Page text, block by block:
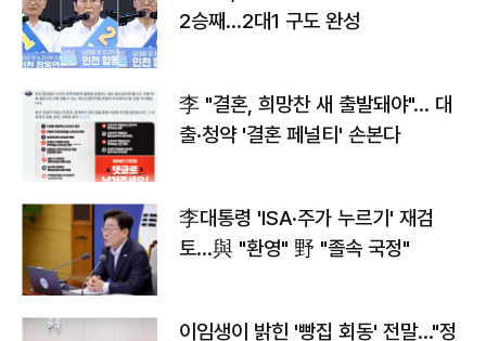
2승째…2대1 구도 완성
李 "결혼, 희망찬 새 출발돼야"… 대
출·청약 '결혼 페널티' 손본다
李대통령 'ISA·주가 누르기' 재검
토…與 "환영" 野 "졸속 국정"
이임생이 밝힌 '빵집 회동' 전말…"정